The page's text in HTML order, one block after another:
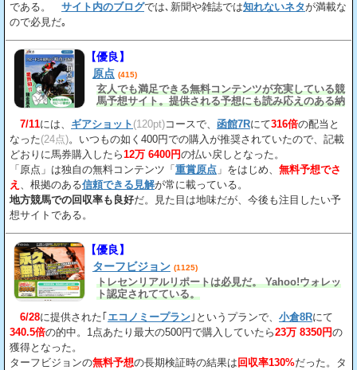
である。 サイト内のブログでは､新聞や雑誌では知れないネタが満載な
ので必見だ｡
【優良】
原点 (415)
玄人でも満足できる無料コンテンツが充実している競
馬予想サイト。提供される予想にも読み応えのある納
7/11には、 ギアショット (120pt)コースで、 函館7Rにて316倍の配当と
なった(24点)。いつもの如く400円での購入が推奨されていたので、記載
どおりに馬券購入したら12万 6400円の払い戻しとなった。
「原点」は独自の無料コンテンツ「 重賞原点 」をはじめ、 無料予想でさ
え 、根拠のある信頼できる見解が常に載っている。
地方競馬での回収率も良好だ。見た目は地味だが、今後も注目したい予
想サイトである。
【優良】
ターフビジョン (1125)
トレセンリアルリポートは必見だ。 Yahoo!ウォレッ
ト認定されてている。
6/28に提供された｢ エコノミープラン ｣というプランで、 小倉8Rにて
340.5倍の的中。1点あたり最大の500円で購入していたら23万 8350円の
獲得となった。
ターフビジョンの無料予想の長期検証時の結果は 回収率130%だった。タ